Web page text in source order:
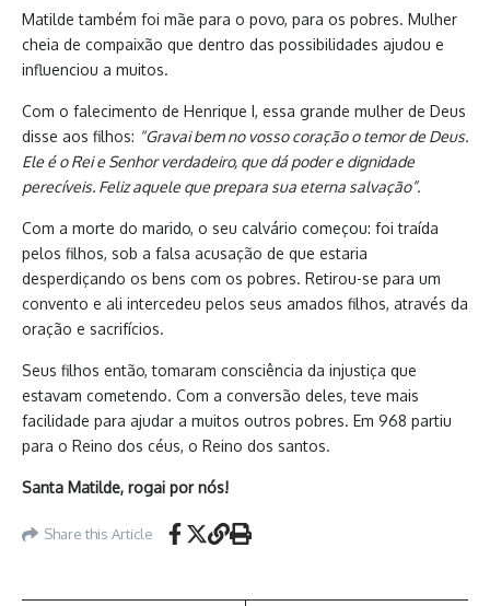
Matilde também foi mãe para o povo, para os pobres. Mulher
cheia de compaixão que dentro das possibilidades ajudou e
influenciou a muitos.
Com o falecimento de Henrique I, essa grande mulher de Deus
disse aos filhos: “Gravai bem no vosso coração o temor de Deus.
Ele é o Rei e Senhor verdadeiro, que dá poder e dignidade
perecíveis. Feliz aquele que prepara sua eterna salvação”.
Com a morte do marido, o seu calvário começou: foi traída
pelos filhos, sob a falsa acusação de que estaria
desperdiçando os bens com os pobres. Retirou-se para um
convento e ali intercedeu pelos seus amados filhos, através da
oração e sacrifícios.
Seus filhos então, tomaram consciência da injustiça que
estavam cometendo. Com a conversão deles, teve mais
facilidade para ajudar a muitos outros pobres. Em 968 partiu
para o Reino dos céus, o Reino dos santos.
Santa Matilde, rogai por nós!
Share this Article